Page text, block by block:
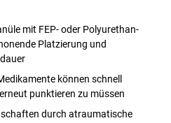
mit FEP- oder Polyurethan-
Platzierung und
können schnell
punktieren zu müssen
durch atraumatische